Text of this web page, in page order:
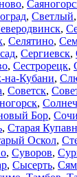
,
, Светлый,
,
, Селятино,
, Сергиевск,
, Сестрорецк,
на-Кубани,
, Советск,
,
Бор, Сочи
, Старая
Оскол,
, Суворов,
, Сысерть,